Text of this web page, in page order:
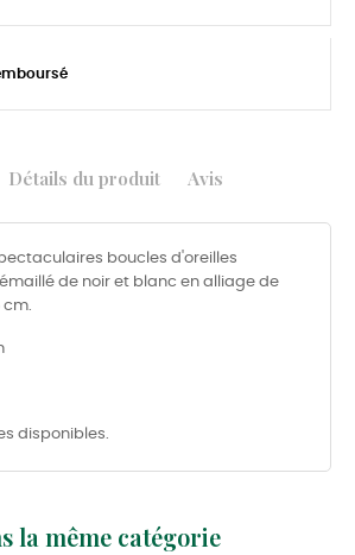
Détails du produit Avis
boucles d'oreilles
de noir et blanc en alliage de
cm.
disponibles.
la même catégorie